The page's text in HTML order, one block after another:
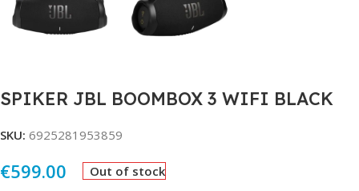
SPIKER JBL BOOMBOX 3 WIFI BLACK
SKU: 6925281953859
€599.00 Out of stock